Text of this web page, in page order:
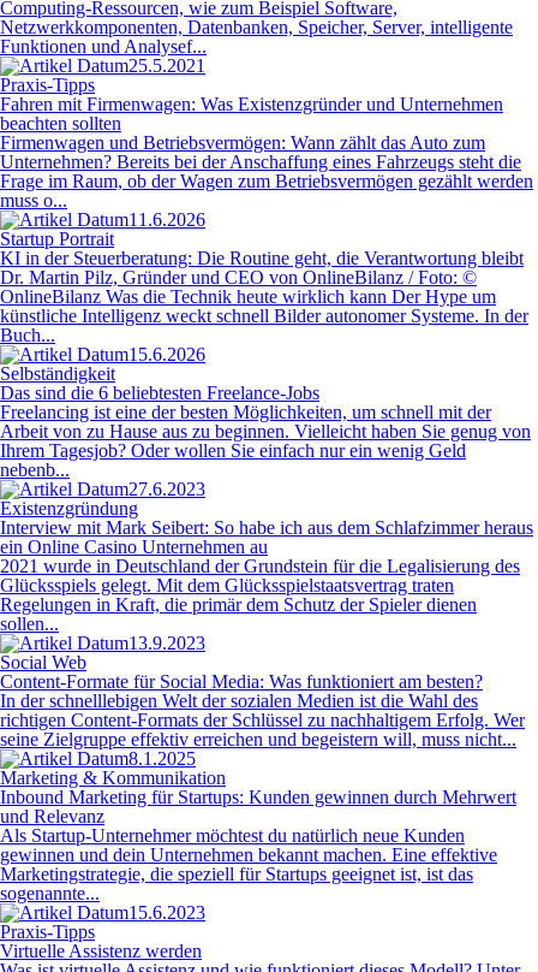
Computing-Ressourcen, wie zum Beispiel Software,
Netzwerkkomponenten, Datenbanken, Speicher, Server, intelligente
Funktionen und Analysef...
25.5.2021
Praxis-Tipps
Fahren mit Firmenwagen: Was Existenzgründer und Unternehmen
beachten sollten
Firmenwagen und Betriebsvermögen: Wann zählt das Auto zum
Unternehmen? Bereits bei der Anschaffung eines Fahrzeugs steht die
Frage im Raum, ob der Wagen zum Betriebsvermögen gezählt werden
muss o...
11.6.2026
Startup Portrait
KI in der Steuerberatung: Die Routine geht, die Verantwortung bleibt
Dr. Martin Pilz, Gründer und CEO von OnlineBilanz / Foto: ©
OnlineBilanz Was die Technik heute wirklich kann Der Hype um
künstliche Intelligenz weckt schnell Bilder autonomer Systeme. In der
Buch...
15.6.2026
Selbständigkeit
Das sind die 6 beliebtesten Freelance-Jobs
Freelancing ist eine der besten Möglichkeiten, um schnell mit der
Arbeit von zu Hause aus zu beginnen. Vielleicht haben Sie genug von
Ihrem Tagesjob? Oder wollen Sie einfach nur ein wenig Geld
nebenb...
27.6.2023
Existenzgründung
Interview mit Mark Seibert: So habe ich aus dem Schlafzimmer heraus
ein Online Casino Unternehmen au
2021 wurde in Deutschland der Grundstein für die Legalisierung des
Glücksspiels gelegt. Mit dem Glücksspielstaatsvertrag traten
Regelungen in Kraft, die primär dem Schutz der Spieler dienen
sollen...
13.9.2023
Social Web
Content-Formate für Social Media: Was funktioniert am besten?
In der schnelllebigen Welt der sozialen Medien ist die Wahl des
richtigen Content-Formats der Schlüssel zu nachhaltigem Erfolg. Wer
seine Zielgruppe effektiv erreichen und begeistern will, muss nicht...
8.1.2025
Marketing & Kommunikation
Inbound Marketing für Startups: Kunden gewinnen durch Mehrwert
und Relevanz
Als Startup-Unternehmer möchtest du natürlich neue Kunden
gewinnen und dein Unternehmen bekannt machen. Eine effektive
Marketingstrategie, die speziell für Startups geeignet ist, ist das
sogenannte...
15.6.2023
Praxis-Tipps
Virtuelle Assistenz werden